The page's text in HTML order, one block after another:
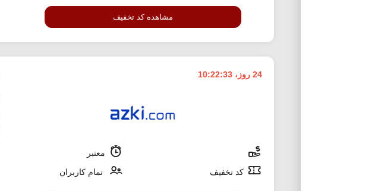
مشاهده کد تخفیف
معتبر
کد تخفیف
تمام کاربران
24 روز، 10:22:32